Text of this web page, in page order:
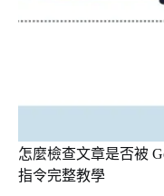
怎麼檢查文章是否被
指令完整教學